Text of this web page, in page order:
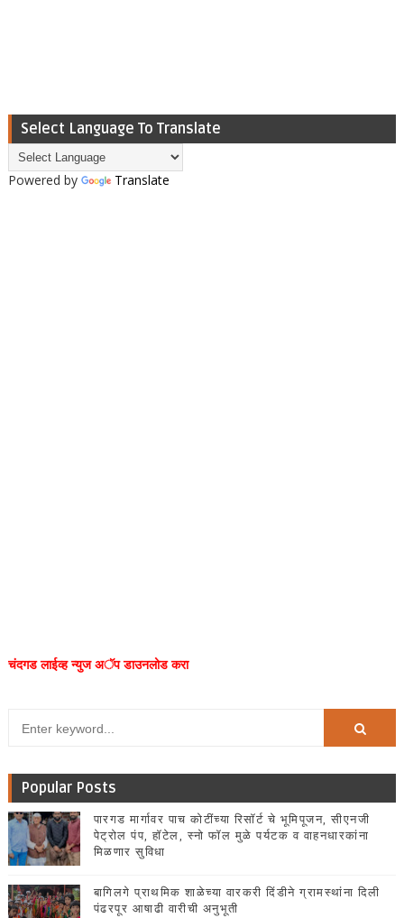
Select Language To Translate
Powered by Translate
चंदगड लाईव्ह न्युज अॅप डाउनलोड करा
Popular Posts
पारगड मार्गावर पाच कोटींच्या रिसॉर्ट चे भूमिपूजन, सीएनजी
पेट्रोल पंप, हॉटेल, स्नो फॉल मुळे पर्यटक व वाहनधारकांना
मिळणार सुविधा
बागिलगे प्राथमिक शाळेच्या वारकरी दिंडीने ग्रामस्थांना दिली
पंढरपूर आषाढी वारीची अनुभूती